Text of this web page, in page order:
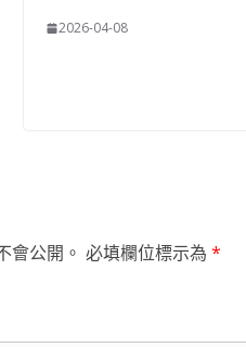
2026-04-08
會公開。 必填欄位標示為 *